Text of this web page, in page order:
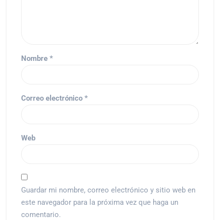
Nombre *
Correo electrónico *
Web
Guardar mi nombre, correo electrónico y sitio web en
este navegador para la próxima vez que haga un
comentario.